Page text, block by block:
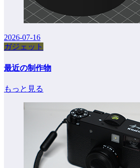
2026-07-16
ガジェット
最近の制作物
もっと見る